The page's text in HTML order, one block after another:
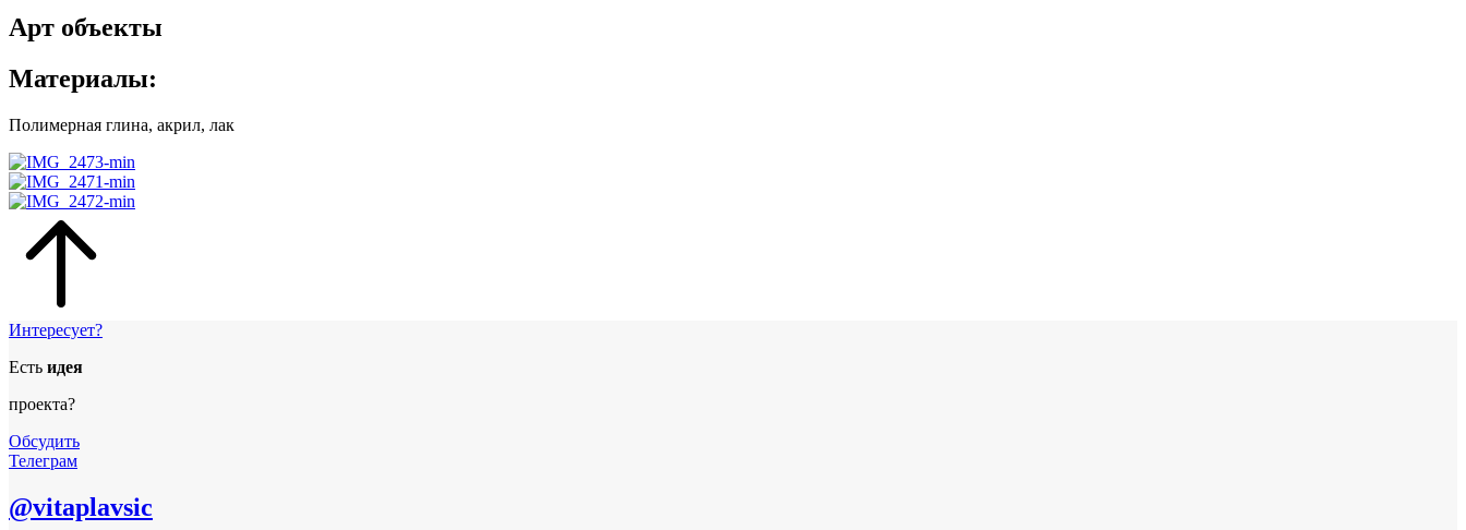
Арт объекты
Материалы:
Полимерная глина, акрил, лак
Интересует?
Есть идея
проекта?
Обсудить
Телеграм
@vitaplavsic